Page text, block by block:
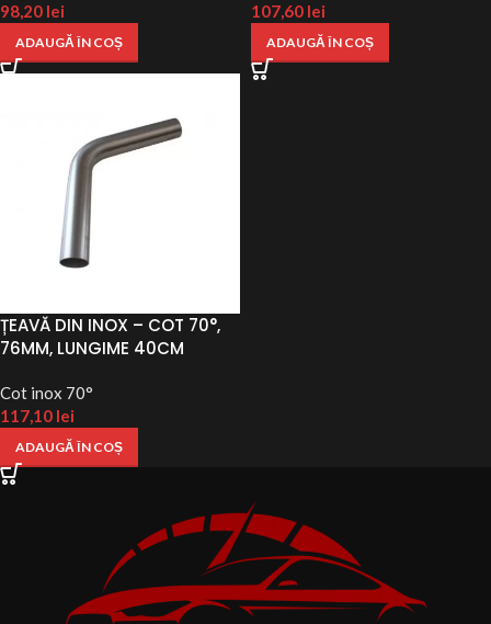
98,20 lei
ADAUGĂ ÎN COȘ
107,60 lei
ADAUGĂ ÎN COȘ
ȚEAVĂ DIN INOX – COT 70°,
76MM, LUNGIME 40CM
Cot inox 70°
117,10 lei
ADAUGĂ ÎN COȘ